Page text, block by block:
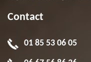
Contact
01 85 53 06 05